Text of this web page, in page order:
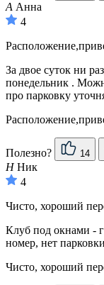
А Анна
4
За двое суток ни
понедельник .
про парковку
Полезно? 14
ННик
4
Чисто, хороший
Клуб под окнами -
номер, нет
Чисто, хороший